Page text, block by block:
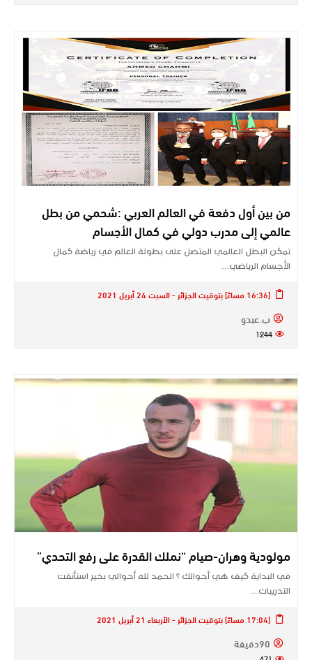
من بين أول دفعة في العالم العربي :شحمي من بطل
عالمي إلى مدرب دولي في كمال الأجسام
تمكن البطل العالمي المتصل على بطولة العالم في رياضة كمال
الأجسام الرياضي…
[16:36 مساءً] بتوقيت الجزائر - السبت 24 أبريل 2021
ب.عبدو
1244
مولودية وهران-صيام “نملك القدرة على رفع التحدي”
في البداية كيف هي أحوالك ؟ الحمد لله أحوالي بخير استأنفت
التدريبات…
[17:04 مساءً] بتوقيت الجزائر - الأربعاء 21 أبريل 2021
90دقيقة